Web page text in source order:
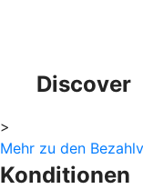
Discover
>
Mehr zu den
Konditionen